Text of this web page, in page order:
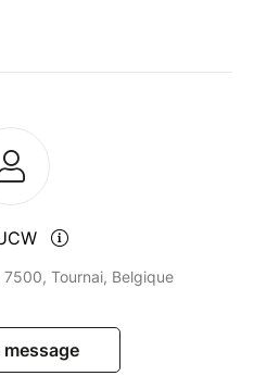
Tournai, Belgique
message